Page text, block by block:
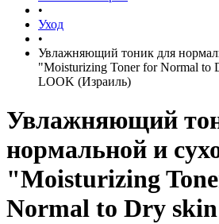
•
Уход
•
Увлажняющий тоник для
"Moisturizing Toner for Normal to
LOOK (Израиль)
Увлажняющий
нормальной и
"Moisturizing
Normal to Dry